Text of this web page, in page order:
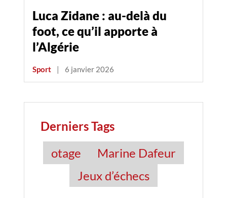
Luca Zidane : au-delà du
foot, ce qu’il apporte à
l’Algérie
Sport | 6 janvier 2026
Derniers Tags
otage
Marine Dafeur
Jeux d’échecs